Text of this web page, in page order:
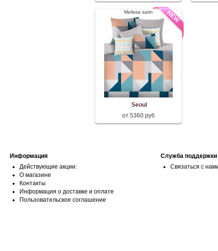
Melissa satin
Seoul
от 5360 руб
Информация
Действующие акции:
О магазине
Контакты
Информация о доставке и оплате
Пользовательское соглашение
Служба поддержки
Связаться с